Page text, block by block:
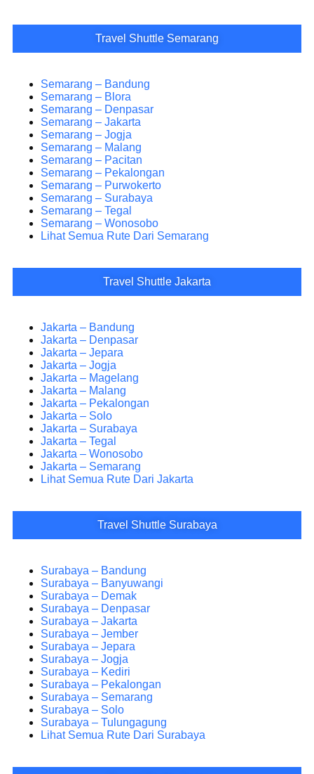
Travel Shuttle Semarang
Semarang – Bandung
Semarang – Blora
Semarang – Denpasar
Semarang – Jakarta
Semarang – Jogja
Semarang – Malang
Semarang – Pacitan
Semarang – Pekalongan
Semarang – Purwokerto
Semarang – Surabaya
Semarang – Tegal
Semarang – Wonosobo
Lihat Semua Rute Dari Semarang
Travel Shuttle Jakarta
Jakarta – Bandung
Jakarta – Denpasar
Jakarta – Jepara
Jakarta – Jogja
Jakarta – Magelang
Jakarta – Malang
Jakarta – Pekalongan
Jakarta – Solo
Jakarta – Surabaya
Jakarta – Tegal
Jakarta – Wonosobo
Jakarta – Semarang
Lihat Semua Rute Dari Jakarta
Travel Shuttle Surabaya
Surabaya – Bandung
Surabaya – Banyuwangi
Surabaya – Demak
Surabaya – Denpasar
Surabaya – Jakarta
Surabaya – Jember
Surabaya – Jepara
Surabaya – Jogja
Surabaya – Kediri
Surabaya – Pekalongan
Surabaya – Semarang
Surabaya – Solo
Surabaya – Tulungagung
Lihat Semua Rute Dari Surabaya